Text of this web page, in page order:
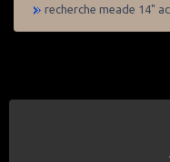
recherche meade 14"